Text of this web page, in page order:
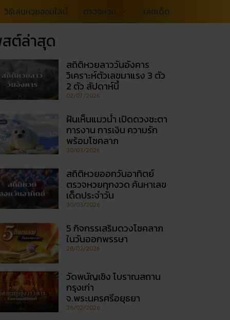
วิธีเล่นหวยออนไลน์ ตรวจหวย เลขเด็ด
ต์ล่าสุด
สถิติหวยลาววันอังคาร
วิเคราะห์ตัวเลขมาแรง 3 ตัว
2 ตัว สัปดาห์นี้
02/07/2026
ฝันเห็นแมวน้ำ เปิดดวงชะตา
การงาน การเงิน ความรัก
พร้อมโชคลาภ
30/03/2026
สถิติหวยออกวันอาทิตย์
ตรวจหวยทุกงวด ค้นหาเลข
เด็ดประจำวัน
30/03/2026
5 กิจกรรเสริมดวงโชคลาภ
ในวันออกพรรษา
28/02/2026
วัดพนัญเชิง โบราณสถาน
กรุงเก่า
จ.พระนครศรีอยุธยา
28/02/2026